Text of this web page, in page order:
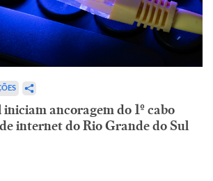
iniciam ancoragem do 1º cabo
internet do Rio Grande do Sul